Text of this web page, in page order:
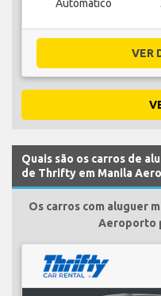
Automático
VER
Quais são os carros de
de Thrifty em Manila
Os carros com aluguer
Aeroporto